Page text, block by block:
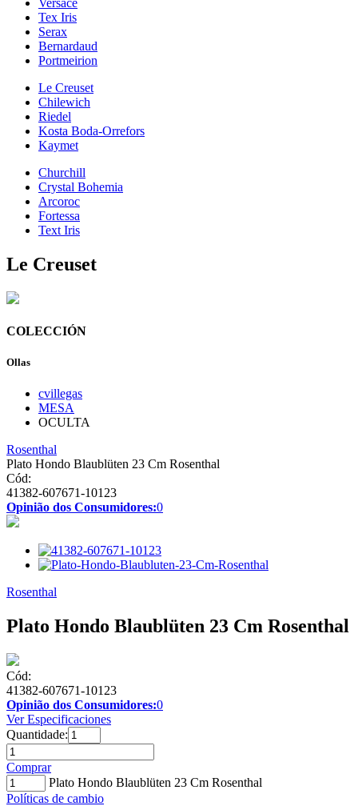
Tex Iris
Serax
Bernardaud
Portmeirion
Le Creuset
Chilewich
Riedel
Kosta Boda-Orrefors
Kaymet
Churchill
Crystal Bohemia
Arcoroc
Fortessa
Text Iris
Le Creuset
COLECCIÓN
Ollas
cvillegas
MESA
OCULTA
Rosenthal
Plato Hondo Blaublüten 23 Cm Rosenthal
Cód:
41382-607671-10123
Opinião dos Consumidores:0
Rosenthal
Plato Hondo Blaublüten 23 Cm Rosenthal
Cód:
41382-607671-10123
Opinião dos Consumidores:0
Ver Especificaciones
Quantidade:
Comprar
Plato Hondo Blaublüten 23 Cm Rosenthal
Políticas de cambio